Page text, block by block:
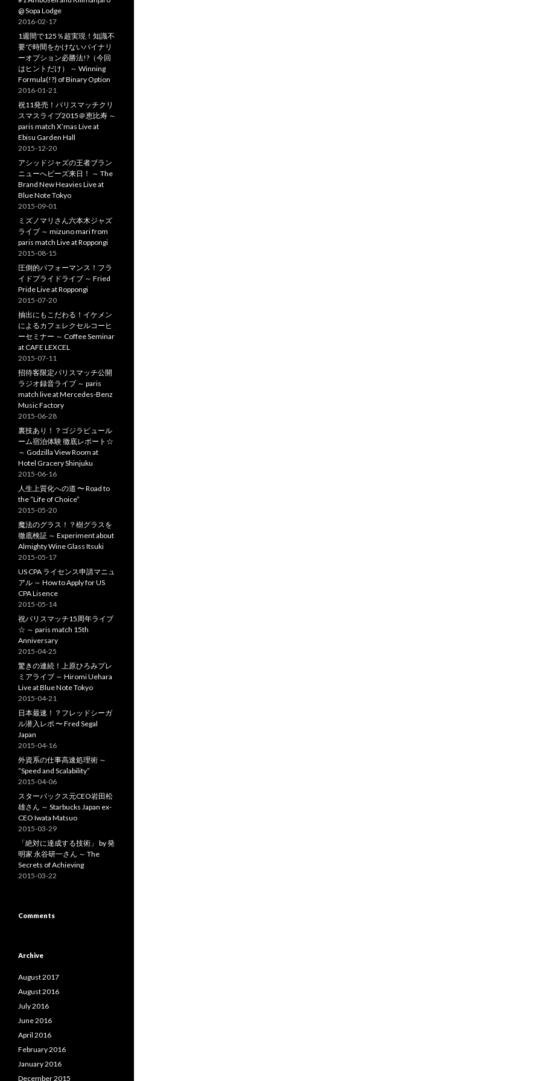
@ Sopa Lodge
2016-02-17
1週間で125％超実現！知識不
要で時間をかけないバイナリ
ーオプション必勝法!?（今回
はヒントだけ） ～ Winning
Formula(!?) of Binary Option
2016-01-21
祝11発売！パリスマッチクリ
スマスライブ2015＠恵比寿 ～
paris match X’mas Live at
Ebisu Garden Hall
2015-12-20
アシッドジャズの王者ブラン
ニューへビーズ来日！ ～ The
Brand New Heavies Live at
Blue Note Tokyo
2015-09-01
ミズノマリさん六本木ジャズ
ライブ ～ mizuno mari from
paris match Live at Roppongi
2015-08-15
圧倒的パフォーマンス！フラ
イドプライドライブ ～ Fried
Pride Live at Roppongi
2015-07-20
抽出にもこだわる！イケメン
によるカフェレクセルコーヒ
ーセミナー ～ Coffee Seminar
at CAFE LEXCEL
2015-07-11
招待客限定パリスマッチ公開
ラジオ録音ライブ ～ paris
match live at Mercedes-Benz
Music Factory
2015-06-28
裏技あり！？ゴジラビュール
ーム宿泊体験 徹底レポート☆
～ Godzilla View Room at
Hotel Gracery Shinjuku
2015-06-16
人生上質化への道 〜 Road to
the “Life of Choice”
2015-05-20
魔法のグラス！？樹グラスを
徹底検証 ～ Experiment about
Almighty Wine Glass Itsuki
2015-05-17
US CPA ライセンス申請マニュ
アル ～ How to Apply for US
CPA Lisence
2015-05-14
祝パリスマッチ15周年ライブ
☆ ～ paris match 15th
Anniversary
2015-04-25
驚きの連続！上原ひろみプレ
ミアライブ ～ Hiromi Uehara
Live at Blue Note Tokyo
2015-04-21
日本最速！？フレッドシーガ
ル潜入レポ 〜 Fred Segal
Japan
2015-04-16
外資系の仕事高速処理術 ～
“Speed and Scalability”
2015-04-06
スターバックス元CEO岩田松
雄さん ～ Starbucks Japan ex-
CEO Iwata Matsuo
2015-03-29
「絶対に達成する技術」 by 発
明家 永谷研一さん ～ The
Secrets of Achieving
2015-03-22
Comments
Archive
August 2017
August 2016
July 2016
June 2016
April 2016
February 2016
January 2016
December 2015